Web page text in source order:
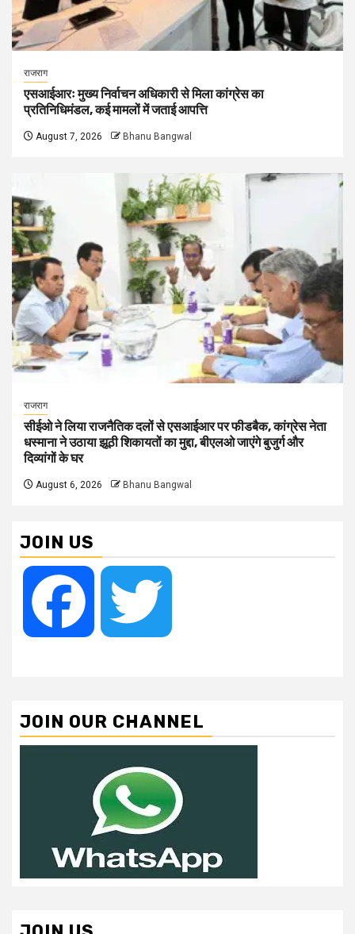
राजराग
एसआईआरः मुख्य निर्वाचन अधिकारी से मिला कांग्रेस का
प्रतिनिधिमंडल, कई मामलों में जताई आपत्ति
August 7, 2026 Bhanu Bangwal
राजराग
सीईओ ने लिया राजनैतिक दलों से एसआईआर पर फीडबैक, कांग्रेस नेता
धस्माना ने उठाया झूठी शिकायतों का मुद्दा, बीएलओ जाएंगे बुजुर्ग और
दिव्यांगों के घर
August 6, 2026 Bhanu Bangwal
JOIN US
Facebook
JOIN OUR CHANNEL